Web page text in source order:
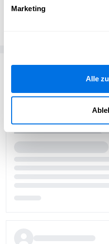
Marketing
Alle
Öffentlichkeitsarbeit
Perri und Sohn
Passend zum Thema